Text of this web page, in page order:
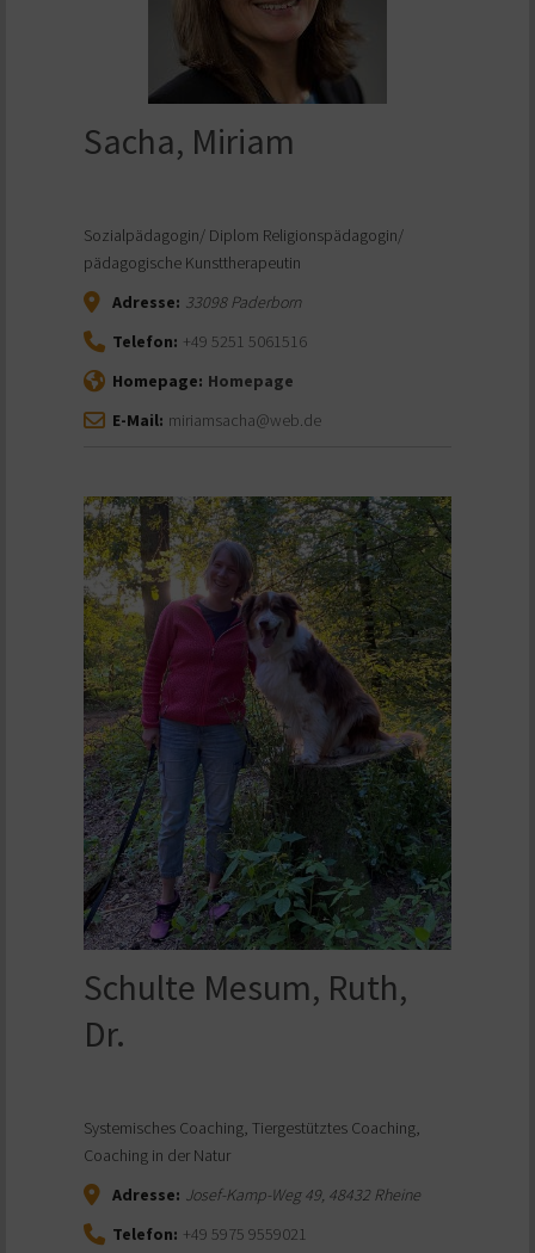
Sacha, Miriam
Sozialpädagogin/ Diplom Religionspädagogin/
pädagogische Kunsttherapeutin
Adresse: 33098Paderborn
Telefon: +49 5251 5061516
Homepage: Homepage
E-Mail: miriamsacha@web.de
Schulte Mesum, Ruth,
Dr.
Systemisches Coaching, Tiergestütztes Coaching,
Coaching in der Natur
Adresse: Josef-Kamp-Weg 49, 48432 Rheine
Telefon: +49 5975 9559021